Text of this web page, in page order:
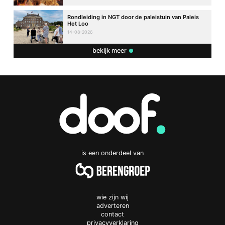
Rondleiding in NGT door de paleistuin van Paleis
Het Loo
14-08-2026
bekijk meer
is een onderdeel van
wie zijn wij
adverteren
contact
privacyverklaring